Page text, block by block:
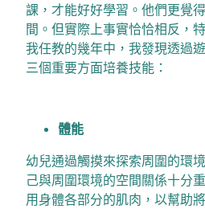
課，才能好好學習。他們更覺
間。但實際上事實恰恰相反，
我任教的幾年中，我發現透過
三個重要方面培養技能：
體能
幼兒通過觸摸來探索周圍的環
己與周圍環境的空間關係十分
用身體各部分的肌肉，以幫助